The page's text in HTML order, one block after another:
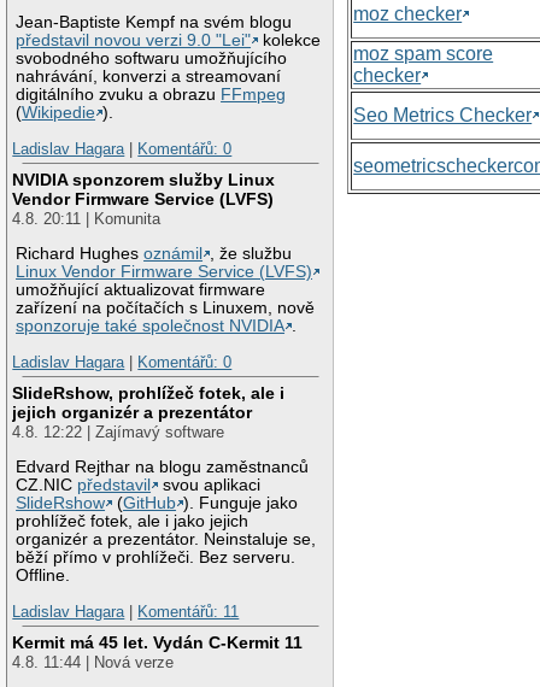
Jean-Baptiste Kempf na svém blogu
představil novou verzi 9.0 "Lei"
kolekce
svobodného softwaru umožňujícího
nahrávání, konverzi a streamovaní
digitálního zvuku a obrazu FFmpeg
(Wikipedie ).
Ladislav Hagara
Komentářů: 0
NVIDIA sponzorem služby Linux
Vendor Firmware Service (LVFS)
4.8. 20:11 | Komunita
Richard Hughesoznámil
, že službu
Linux Vendor Firmware Service (LVFS)
umožňující aktualizovat firmware
zařízení na počítačích s Linuxem, nově
sponzoruje také společnost NVIDIA .
Ladislav Hagara | Komentářů: 0
SlideRshow, prohlížeč fotek, ale i
jejich organizér a prezentátor
4.8. 12:22 | Zajímavý software
Edvard Rejthar na blogu zaměstnanců
CZ.NIC představil
svou aplikaci
SlideRshow
(GitHub ). Funguje jako
prohlížeč fotek, ale i jako jejich
organizér a prezentátor. Neinstaluje se,
běží přímo v prohlížeči. Bez serveru.
Offline.
Ladislav Hagara | Komentářů: 11
Kermit má 45 let. Vydán C-Kermit 11
4.8. 11:44 | Nová verze
moz checker
moz spam score
checker
Seo Metrics Checker